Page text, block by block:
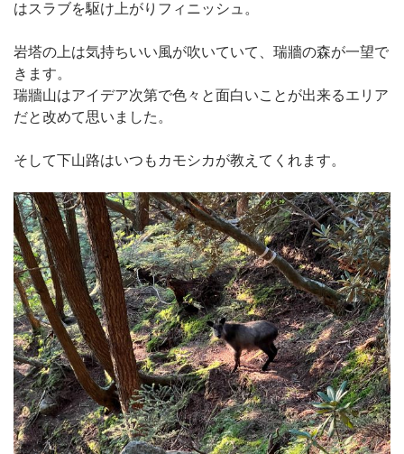
はスラブを駆け上がりフィニッシュ。
岩塔の上は気持ちいい風が吹いていて、瑞牆の森が一望で
きます。
瑞牆山はアイデア次第で色々と面白いことが出来るエリア
だと改めて思いました。
そして下山路はいつもカモシカが教えてくれます。